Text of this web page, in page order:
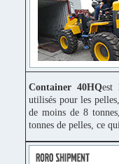
Container 40HQest
utilisés pour les
de moins de 8
tonnes de pelles, ce